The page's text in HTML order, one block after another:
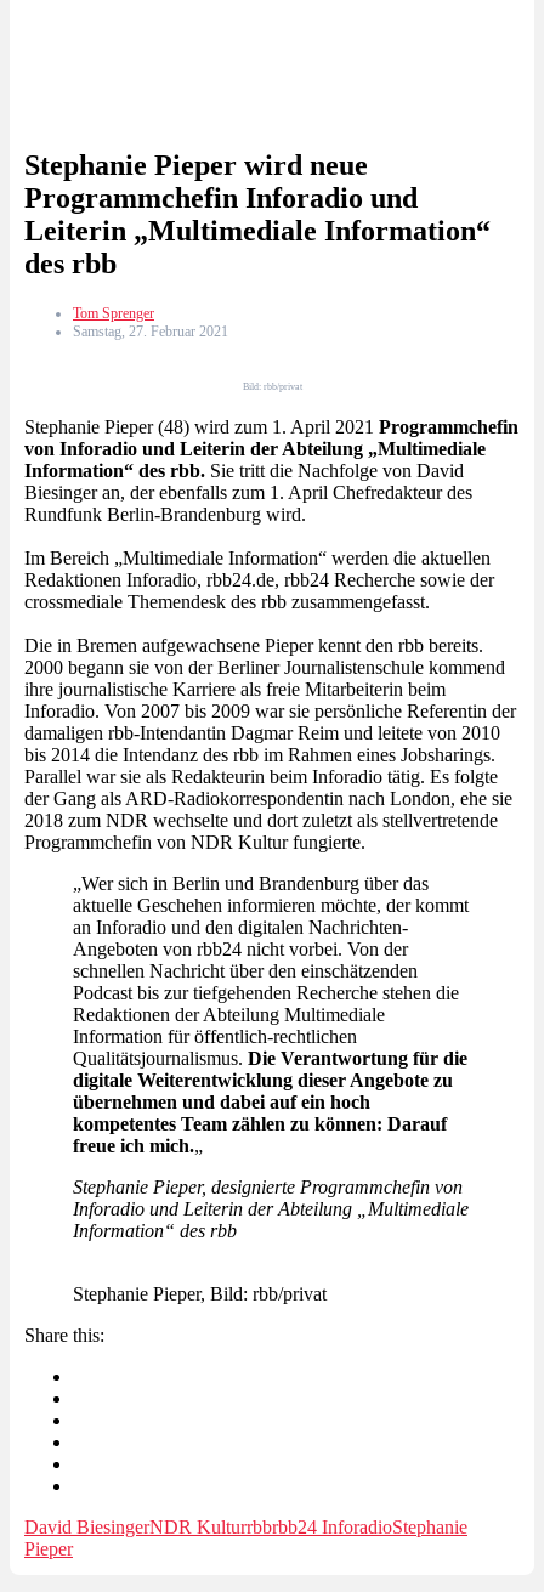
Stephanie Pieper wird neue
Programmchefin Inforadio und
Leiterin „Multimediale Information“
des rbb
Tom Sprenger
Samstag, 27. Februar 2021
Bild: rbb/privat
Stephanie Pieper (48) wird zum 1. April 2021 Programmchefin
von Inforadio und Leiterin der Abteilung „Multimediale
Information“ des rbb. Sie tritt die Nachfolge von David
Biesinger an, der ebenfalls zum 1. April Chefredakteur des
Rundfunk Berlin-Brandenburg wird.
Im Bereich „Multimediale Information“ werden die aktuellen
Redaktionen Inforadio, rbb24.de, rbb24 Recherche sowie der
crossmediale Themendesk des rbb zusammengefasst.
Die in Bremen aufgewachsene Pieper kennt den rbb bereits.
2000 begann sie von der Berliner Journalistenschule kommend
ihre journalistische Karriere als freie Mitarbeiterin beim
Inforadio. Von 2007 bis 2009 war sie persönliche Referentin der
damaligen rbb-Intendantin Dagmar Reim und leitete von 2010
bis 2014 die Intendanz des rbb im Rahmen eines Jobsharings.
Parallel war sie als Redakteurin beim Inforadio tätig. Es folgte
der Gang als ARD-Radiokorrespondentin nach London, ehe sie
2018 zum NDR wechselte und dort zuletzt als stellvertretende
Programmchefin von NDR Kultur fungierte.
„Wer sich in Berlin und Brandenburg über das
aktuelle Geschehen informieren möchte, der kommt
an Inforadio und den digitalen Nachrichten-
Angeboten von rbb24 nicht vorbei. Von der
schnellen Nachricht über den einschätzenden
Podcast bis zur tiefgehenden Recherche stehen die
Redaktionen der Abteilung Multimediale
Information für öffentlich-rechtlichen
Qualitätsjournalismus. Die Verantwortung für die
digitale Weiterentwicklung dieser Angebote zu
übernehmen und dabei auf ein hoch
kompetentes Team zählen zu können: Darauf
freue ich mich.„
Stephanie Pieper, designierte Programmchefin von
Inforadio und Leiterin der Abteilung „Multimediale
Information“ des rbb
Stephanie Pieper, Bild: rbb/privat
Share this:
David BiesingerNDR Kulturrbbrbb24 InforadioStephanie
Pieper